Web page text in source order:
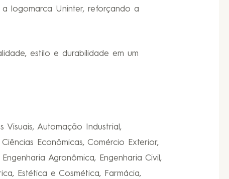
logomarca Uninter, reforçando a
estilo e durabilidade em um
Visuais, Automação Industrial,
Econômicas, Comércio Exterior,
Agronômica, Engenharia Civil,
Estética e Cosmética, Farmácia,